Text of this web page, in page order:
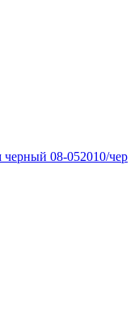
черный 08-052010/чер